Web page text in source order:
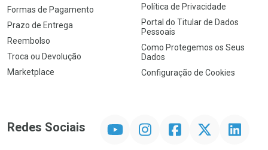
Formas de Pagamento
Prazo de Entrega
Reembolso
Troca ou Devolução
Marketplace
Política de Privacidade
Portal do Titular de Dados
Pessoais
Como Protegemos os Seus
Dados
Configuração de Cookies
Redes Sociais InstagramFacebookTwitter Linkedin